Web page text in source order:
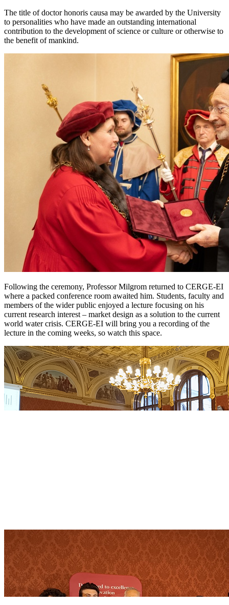
The title of doctor honoris causa may be awarded by the University
to personalities who have made an outstanding international
contribution to the development of science or culture or otherwise to
the benefit of mankind.
Following the ceremony, Professor Milgrom returned to CERGE-EI
where a packed conference room awaited him. Students, faculty and
members of the wider public enjoyed a lecture focusing on his
current research interest – market design as a solution to the current
world water crisis. CERGE-EI will bring you a recording of the
lecture in the coming weeks, so watch this space.